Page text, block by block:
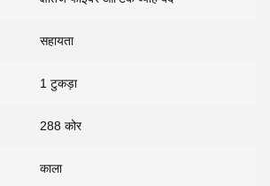
सहायता
1 टुकड़ा
288 कोर
काला